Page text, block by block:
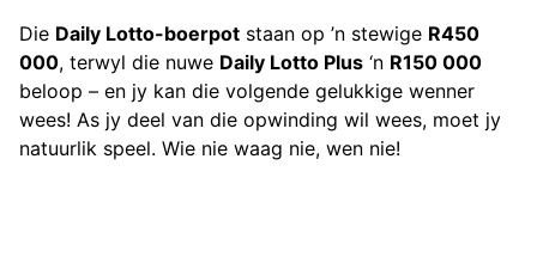
Die Daily Lotto-boerpot staan op ’n stewige R450
000, terwyl die nuwe Daily Lotto Plus ‘n R150 000
beloop – en jy kan die volgende gelukkige wenner
wees! As jy deel van die opwinding wil wees, moet jy
natuurlik speel. Wie nie waag nie, wen nie!